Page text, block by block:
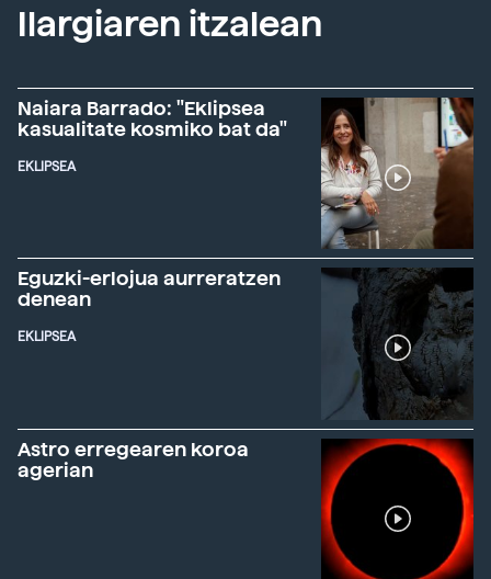
Ilargiaren itzalean
Naiara Barrado: "Eklipsea
kasualitate kosmiko bat da"
EKLIPSEA
Eguzki-erlojua aurreratzen
denean
EKLIPSEA
Astro erregearen koroa
agerian